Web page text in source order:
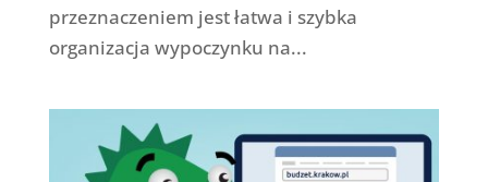
przeznaczeniem jest łatwa i szybka
organizacja wypoczynku na...